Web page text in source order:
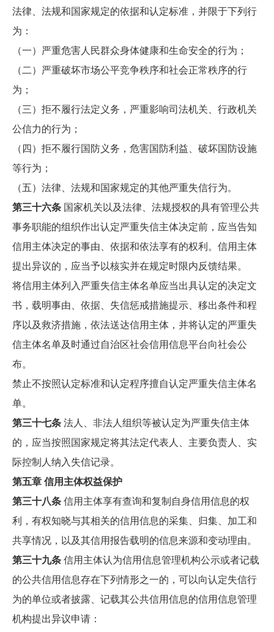
法律、法规和国家规定的依据和认定标准，并限于下列行
为：
（一）严重危害人民群众身体健康和生命安全的行为；
（二）严重破坏市场公平竞争秩序和社会正常秩序的行
为；
（三）拒不履行法定义务，严重影响司法机关、行政机关
公信力的行为；
（四）拒不履行国防义务，危害国防利益、破坏国防设施
等行为；
（五）法律、法规和国家规定的其他严重失信行为。
第三十六条 国家机关以及法律、法规授权的具有管理公共
事务职能的组织作出认定严重失信主体决定前，应当告知
信用主体决定的事由、依据和依法享有的权利。信用主体
提出异议的，应当予以核实并在规定时限内反馈结果。
将信用主体列入严重失信主体名单应当出具认定的决定文
书，载明事由、依据、失信惩戒措施提示、移出条件和程
序以及救济措施，依法送达信用主体，并将认定的严重失
信主体名单及时通过自治区社会信用信息平台向社会公
布。
禁止不按照认定标准和认定程序擅自认定严重失信主体名
单。
第三十七条 法人、非法人组织等被认定为严重失信主体
的，应当按照国家规定将其法定代表人、主要负责人、实
际控制人纳入失信记录。
第五章 信用主体权益保护
第三十八条 信用主体享有查询和复制自身信用信息的权
利，有权知晓与其相关的信用信息的采集、归集、加工和
共享情况，以及其信用报告载明的信息来源和变动理由。
第三十九条 信用主体认为信用信息管理机构公示或者记载
的公共信用信息存在下列情形之一的，可以向认定失信行
为的单位或者披露、记载其公共信用信息的信用信息管理
机构提出异议申请：